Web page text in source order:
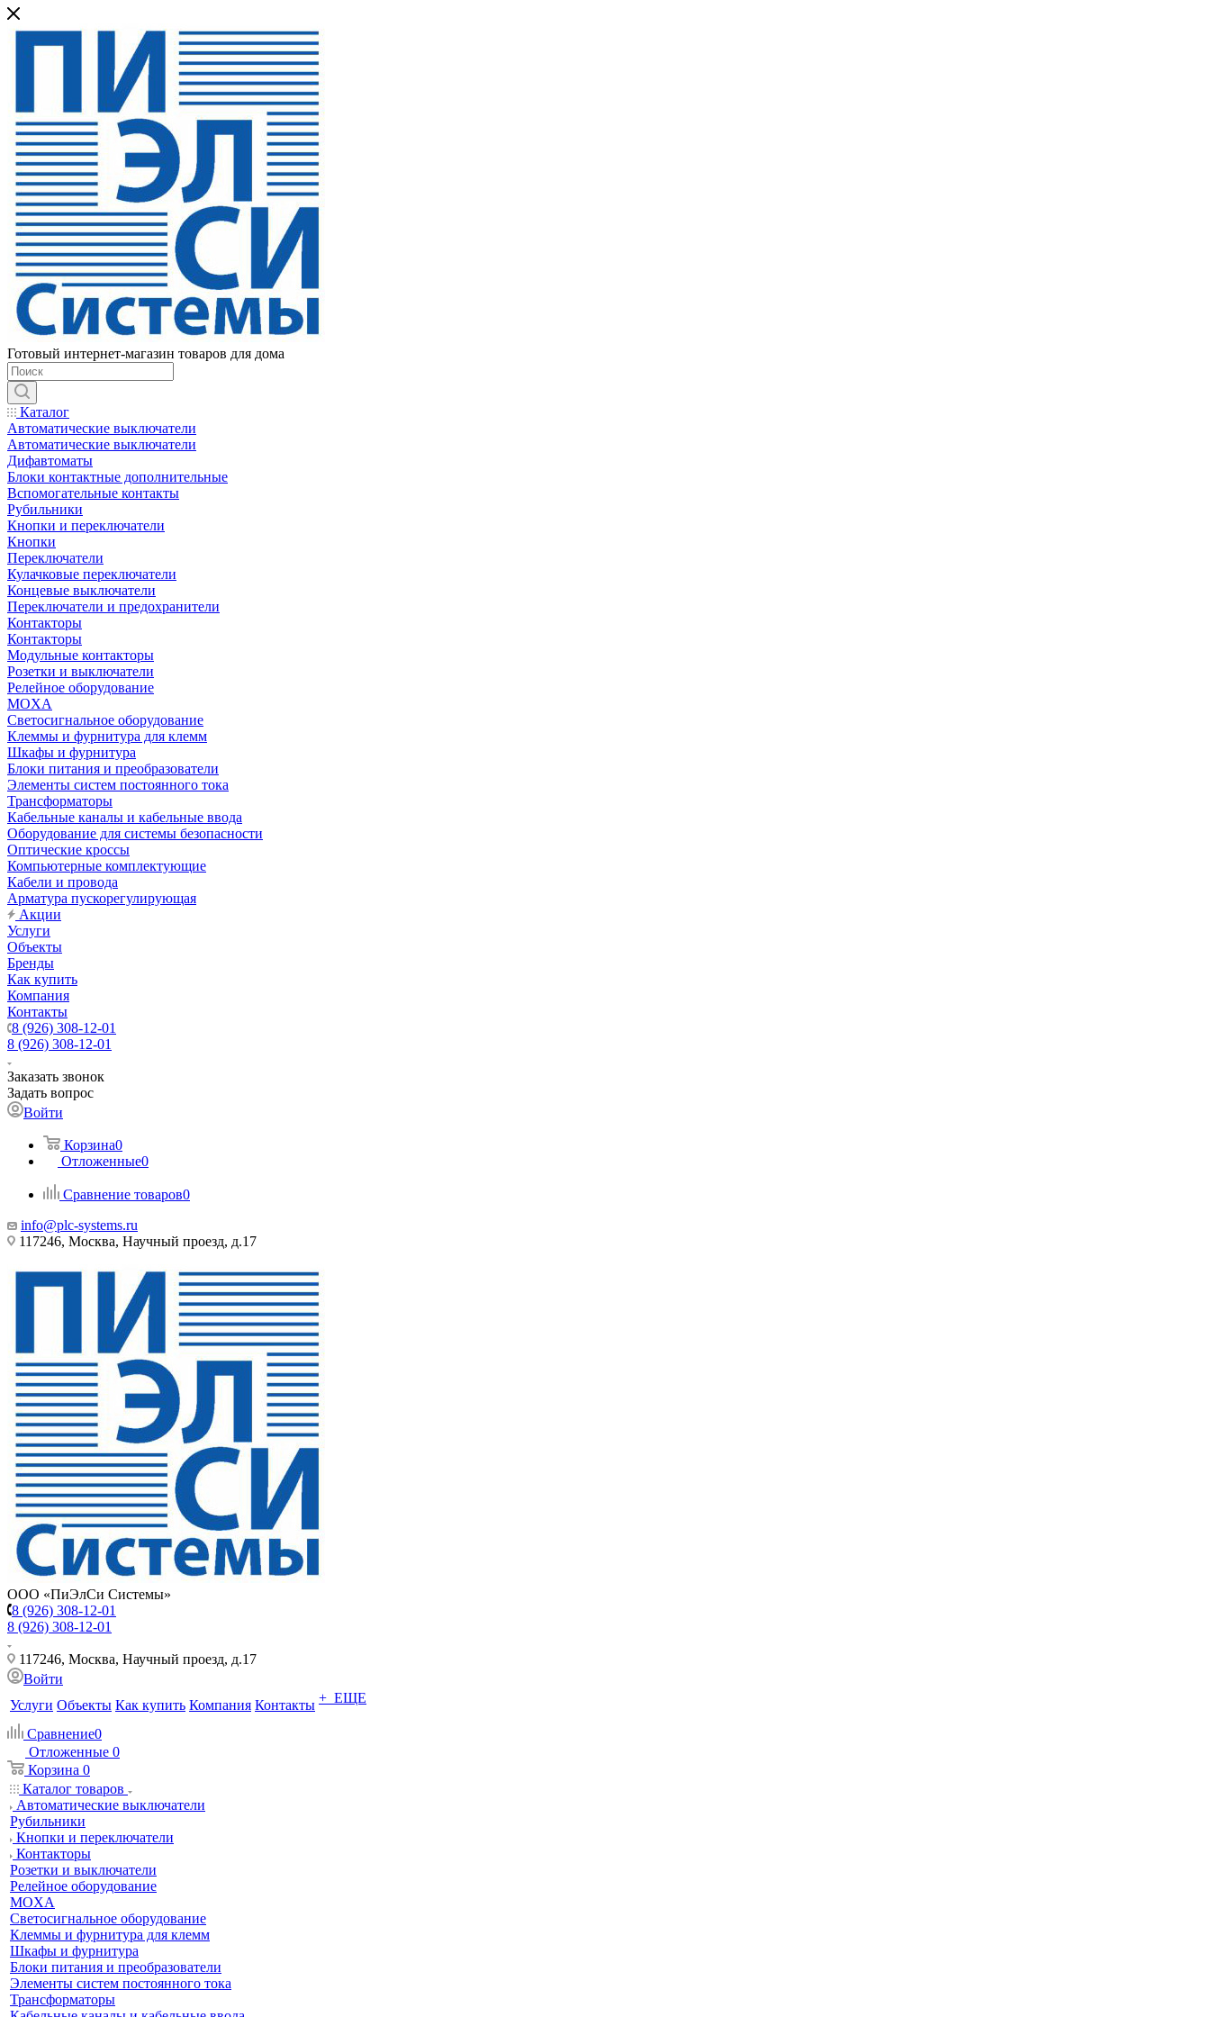
Готовый интернет-магазин товаров для дома
Каталог
Автоматические выключатели
Автоматические выключатели
Дифавтоматы
Блоки контактные дополнительные
Вспомогательные контакты
Рубильники
Кнопки и переключатели
Кнопки
Переключатели
Кулачковые переключатели
Концевые выключатели
Переключатели и предохранители
Контакторы
Контакторы
Модульные контакторы
Розетки и выключатели
Релейное оборудование
MOXA
Светосигнальное оборудование
Клеммы и фурнитура для клемм
Шкафы и фурнитура
Блоки питания и преобразователи
Элементы систем постоянного тока
Трансформаторы
Кабельные каналы и кабельные ввода
Оборудование для системы безопасности
Оптические кроссы
Компьютерные комплектующие
Кабели и провода
Арматура пускорегулирующая
Акции
Услуги
Объекты
Бренды
Как купить
Компания
Контакты
8 (926) 308-12-01
8 (926) 308-12-01
Заказать звонок
Задать вопрос
Войти
Корзина0
Отложенные0
Сравнение товаров0
info@plc-systems.ru
117246, Москва, Научный проезд, д.17
ООО «ПиЭлСи Системы»
8 (926) 308-12-01
8 (926) 308-12-01
117246, Москва, Научный проезд, д.17
Войти
Услуги Объекты Как купить Компания Контакты + ЕЩЕ
Сравнение0
Отложенные 0
Корзина 0
Каталог товаров
Автоматические выключатели
Рубильники
Кнопки и переключатели
Контакторы
Розетки и выключатели
Релейное оборудование
MOXA
Светосигнальное оборудование
Клеммы и фурнитура для клемм
Шкафы и фурнитура
Блоки питания и преобразователи
Элементы систем постоянного тока
Трансформаторы